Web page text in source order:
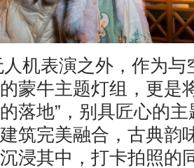
机表演之外，作为与
蒙牛主题灯组，更是
落地”，别具匠心的
筑完美融合，古典韵
浸其中，打卡拍照的